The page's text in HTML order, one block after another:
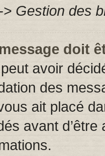
Gestion des
doit
peut avoir
des
ait placé
avant